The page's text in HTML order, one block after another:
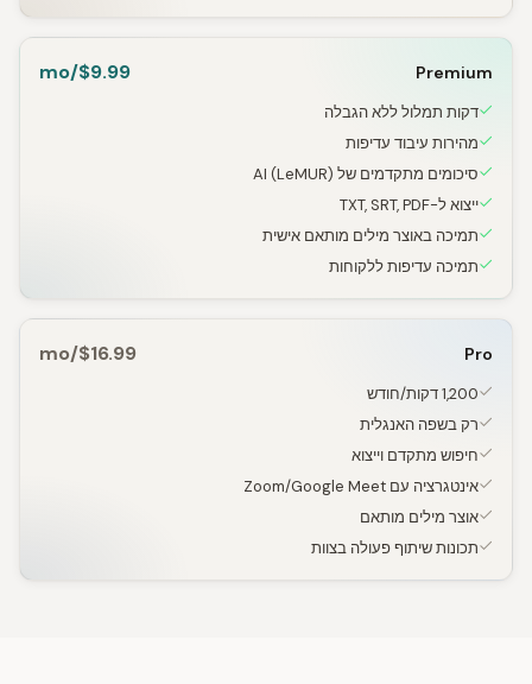
Premium
$9.99/mo
דקות תמלול ללא הגבלה
מהירות עיבוד עדיפות
סיכומים מתקדמים של AI (LeMUR)
ייצוא ל-TXT, SRT, PDF
תמיכה באוצר מילים מותאם אישית
תמיכה עדיפות ללקוחות
Pro
$16.99/mo
1,200 דקות/חודש
רק בשפה האנגלית
חיפוש מתקדם וייצוא
אינטגרציה עם Zoom/Google Meet
אוצר מילים מותאם
תכונות שיתוף פעולה בצוות